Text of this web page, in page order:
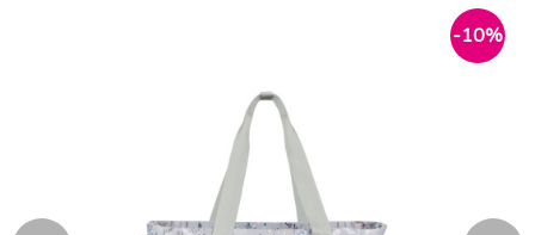
-10%